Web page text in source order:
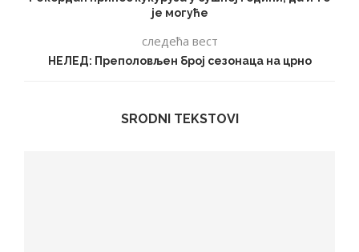
је могуће
следећа вест
НЕЛЕД: Преполовљен број сезонаца на црно
SRODNI TEKSTOVI